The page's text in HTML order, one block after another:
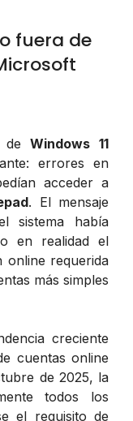
fuera de
deWindows 11
errores en
acceder a
. El mensaje
sistema había
en realidad el
online requerida
más simples
creciente
cuentas online
de 2025, la
todos los
el requisito de